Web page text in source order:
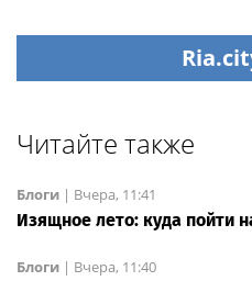
Читайте также
Блоги | Вчера, 11:41
Изящное лето: куда пойти
Блоги | Вчера, 11:40